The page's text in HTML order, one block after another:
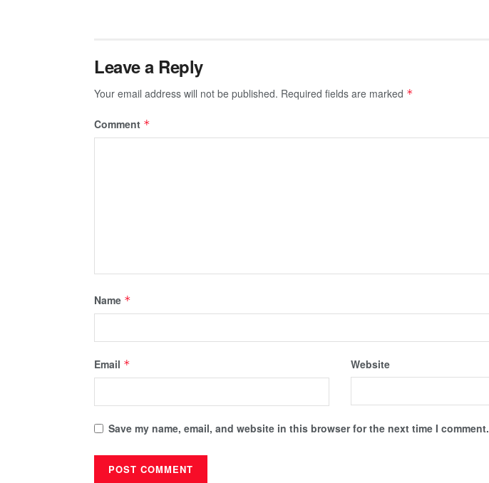
Leave a Reply
Your email address will not be published. Required fields are marked *
Comment *
Name *
Email * Website
Save my name, email, and website in this browser for the next time I comment.